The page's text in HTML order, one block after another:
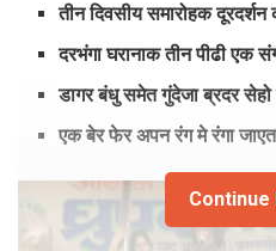
तीन दिवसीय समारोहक
दरभंगा घरानाक तीन पीढीएक
डागर बंधु समेत गुंदेजा ब्रदर
एक बेर फेर अपन रंग मे रंगा जाएत
Continue